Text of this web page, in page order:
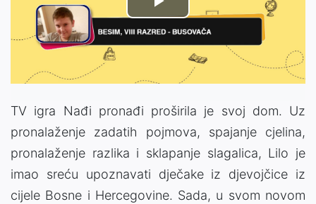
Play
Video
TV igra Nađi pronađi proširila je svoj dom. Uz
pronalaženje zadatih pojmova, spajanje cjelina,
pronalaženje razlika i sklapanje slagalica, Lilo je
imao sreću upoznavati dječake iz djevojčice iz
cijele Bosne i Hercegovine. Sada, u svom novom